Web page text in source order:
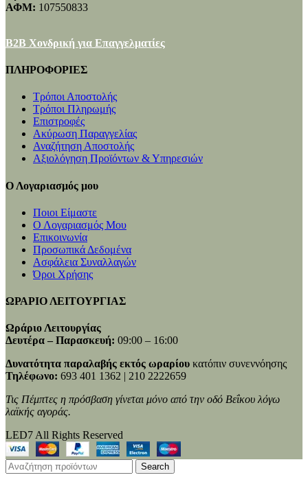
ΑΦΜ: 107550833
B2B Χονδρική για Επαγγελματίες
ΠΛΗΡΟΦΟΡΙΕΣ
Τρόποι Αποστολής
Τρόποι Πληρωμής
Επιστροφές
Ακύρωση Παραγγελίας
Αναζήτηση Αποστολής
Αξιολόγηση Προϊόντων & Υπηρεσιών
Ο Λογαριασμός μου
Ποιοι Είμαστε
Ο Λογαριασμός Μου
Επικοινωνία
Προσωπικά Δεδομένα
Ασφάλεια Συναλλαγών
Όροι Χρήσης
ΩΡΑΡΙΟ ΛΕΙΤΟΥΡΓΙΑΣ
Ωράριο Λειτουργίας
Δευτέρα – Παρασκευή: 09:00 – 16:00
Δυνατότητα παραλαβής εκτός ωραρίου κατόπιν συνεννόησης
Τηλέφωνο: 693 401 1362 | 210 2222659
Τις Πέμπτες η πρόσβαση γίνεται μόνο από την οδό Βεΐκου λόγω
λαϊκής αγοράς.
LED7 All Rights Reserved
Search